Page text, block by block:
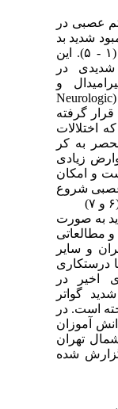
عصبی در
شدید بد
زندگی میکنند، گزارش شده است (۱ - ۵). این
در
و
Neurologic
گرفته
اختلالات
به کر
زیادی
و امکان
عصبی شروع
به صورت
آندمیک شناخته شده است (۸) و مطالعاتی
و سایر
همراه با درستکاری
اخیر در
گواتر
است. در
آموزان
تهران
شده